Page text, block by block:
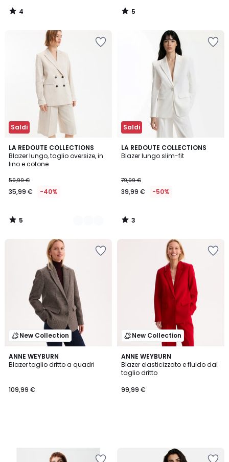
4
/
5
/
Saldi
LA REDOUTE COLLECTIONS
Blazer lungo, taglio oversize, in
lino e cotone
59,99 €
35,99 € -40%
5
/
5
2
Colori
5
/
Saldi
LA REDOUTE COLLECTIONS
Blazer lungo slim-fit
79,99 €
39,99 € -50%
3
/
3
/
New Collection
ANNE WEYBURN
Blazer taglio dritto a quadri
109,99 €
New Collection
ANNE WEYBURN
Blazer elasticizzato e fluido dal
taglio dritto
99,99 €